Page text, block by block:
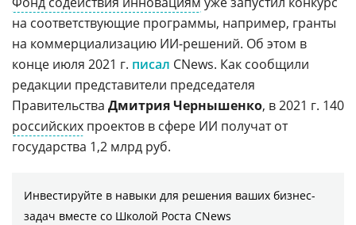
на соответствующие программы, например, гранты
на коммерциализацию ИИ-решений. Об этом в
конце июля 2021 г. писал CNews. Как сообщили
редакции представители председателя
Правительства Дмитрия Чернышенко, в 2021 г. 140
российских проектов в сфере ИИ получат от
государства 1,2 млрд руб.
Инвестируйте в навыки для решения ваших бизнес-
задач вместе со Школой Роста CNews